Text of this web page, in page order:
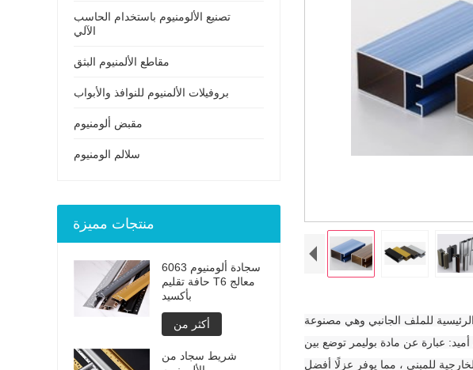
هذه هي المكونات الهيكلية الرئيسية للملف الجانبي وهي مصنوعة
للتآكل. 2. حاجز حراري من مادة البولي أميد: عبارة عن مادة بوليمر توضع بين
للمبنى ، مما يوفر عزلًا أفضل
تصنيع الألومنيوم باستخدام الحاسب
الآلي
مقاطع الألمنيوم البثق
بروفيلات الألمنيوم للنوافذ والأبواب
مقبض ألومنيوم
سلالم الومنيوم
منتجات مميزة
6063 سجادة ألومنيوم
حافة تقليم T6 معالج
بأكسيد
أكثر من
شريط سجاد من